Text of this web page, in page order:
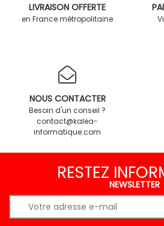
LIVRAISON OFFERTE
en France métropolitaine
NOUS CONTACTER
Besoin d'un conseil ?
contact@kalea-
informatique.com
RESTEZ
NEWSLETTER